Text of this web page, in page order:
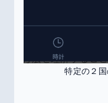
特定の２